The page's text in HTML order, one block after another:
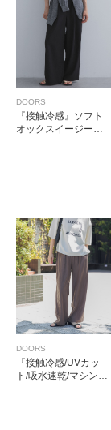
DOORS
『接触冷感』ソフト
オックスイージーパ
DOORS
『接触冷感/UVカッ
ト/吸水速乾/マシンウ